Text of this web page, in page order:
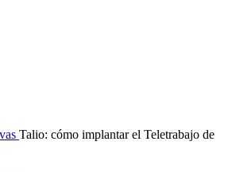
Talio: cómo implantar el Teletrabajo de